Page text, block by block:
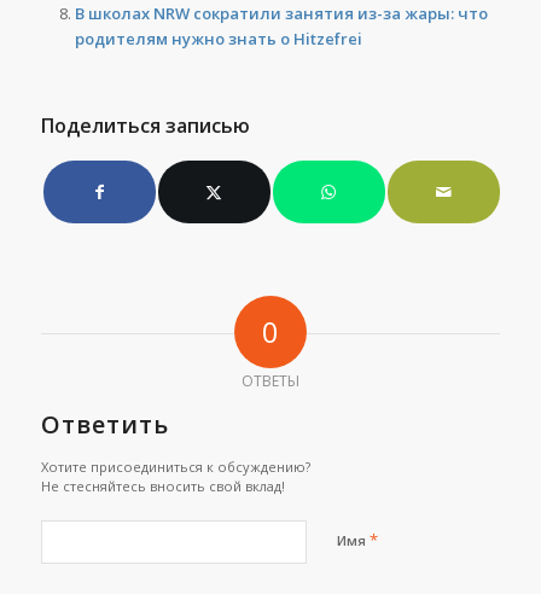
В школах NRW сократили занятия из-за жары: что
родителям нужно знать о Hitzefrei
Поделиться записью
0
ОТВЕТЫ
Ответить
Хотите присоединиться к обсуждению?
Не стесняйтесь вносить свой вклад!
Имя *